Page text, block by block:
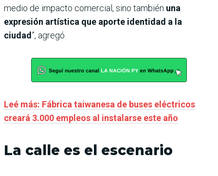
medio de impacto comercial, sino también una
expresión artística que aporte identidad a la
ciudad ”, agregó.
Leé más: Fábrica taiwanesa de buses eléctricos
creará 3.000 empleos al instalarse este año
La calle es el escenario